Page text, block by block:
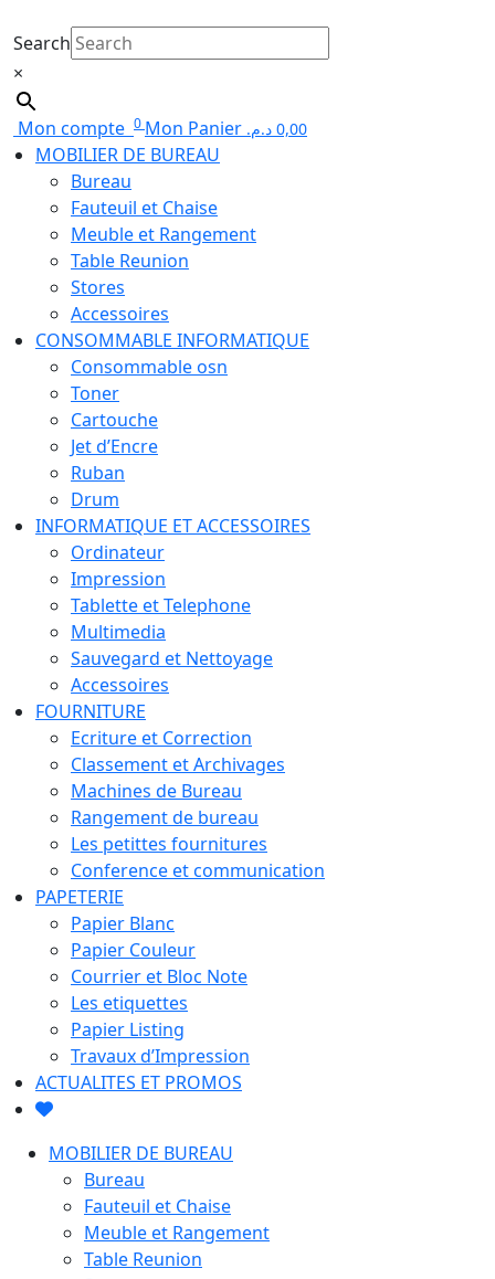
Search
×
Mon compte 0 Mon Panier 0,00 د.م.
MOBILIER DE BUREAU
Bureau
Fauteuil et Chaise
Meuble et Rangement
Table Reunion
Stores
Accessoires
CONSOMMABLE INFORMATIQUE
Consommable osn
Toner
Cartouche
Jet d’Encre
Ruban
Drum
INFORMATIQUE ET ACCESSOIRES
Ordinateur
Impression
Tablette et Telephone
Multimedia
Sauvegard et Nettoyage
Accessoires
FOURNITURE
Ecriture et Correction
Classement et Archivages
Machines de Bureau
Rangement de bureau
Les petittes fournitures
Conference et communication
PAPETERIE
Papier Blanc
Papier Couleur
Courrier et Bloc Note
Les etiquettes
Papier Listing
Travaux d’Impression
ACTUALITES ET PROMOS
MOBILIER DE BUREAU
Bureau
Fauteuil et Chaise
Meuble et Rangement
Table Reunion